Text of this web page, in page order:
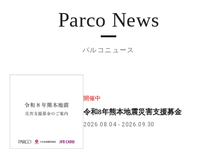
Parco News
パルコニュース
開催中
令和8年熊本地震災害支援募金
2026.08.04 2026.09.30